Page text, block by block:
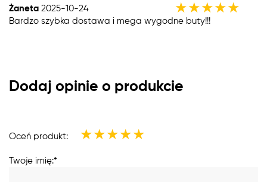
Żaneta 2025-10-24 ★★★★★
Bardzo szybka dostawa i mega wygodne buty!!!
Dodaj opinie o produkcie
Oceń produkt: ★★★★★
Twoje imię:*